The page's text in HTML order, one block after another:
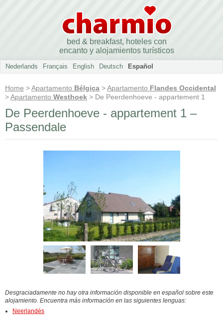
bed & breakfast, hoteles con
encanto y alojamientos turísticos
Nederlands Français English Deutsch Español
Home >Apartamento Bélgica >Apartamento Flandes Occidental
>Apartamento Westhoek > De Peerdenhoeve - appartement 1
De Peerdenhoeve - appartement 1 –
Passendale
Desgraciadamente no hay otra información disponible en español sobre este
alojamiento. Encuentra más información en las siguientes lenguas:
Neerlandés